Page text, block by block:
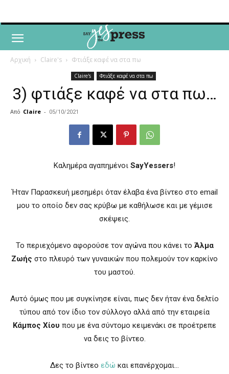
Αρχική Claire's Φτιάξε καφέ να στα πω
Claire's Φτιάξε καφέ να στα πω
3) φτιάξε καφέ να στα πω…
Από Claire - 05/10/2021
Καλημέρα αγαπημένοι SayYessers!
Ήταν Παρασκευή μεσημέρι όταν έλαβα ένα βίντεο στο email
μου το οποίο δεν σας κρύβω με καθήλωσε και με γέμισε
σκέψεις.
Το περιεχόμενο αφορούσε τον αγώνα που κάνει το Άλμα
Ζωής στο πλευρό των γυναικών που πολεμούν τον καρκίνο
του μαστού.
Αυτό όμως που με συγκίνησε είναι, πως δεν ήταν ένα δελτίο
τύπου από τον ίδιο τον σύλλογο αλλά από την εταιρεία
Κάμπος Χίου που με ένα σύντομο κειμενάκι σε προέτρεπε
να δεις το βίντεο.
Δες το βίντεο εδώ και επανέρχομαι…